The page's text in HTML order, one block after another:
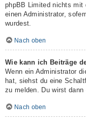
phpBB Limited nichts mit
einen Administrator,
wurdest.
Nach oben
Wie kann ich Beiträge
Wenn ein Administrator
hat, siehst du eine
zu melden. Du wirst dann
Nach oben